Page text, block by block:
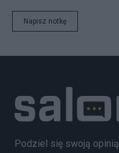
Napisz notkę
Podziel się swoją opinią